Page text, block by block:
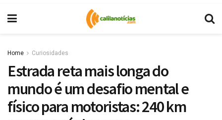
Home Curiosidades
Estrada reta mais longa do
mundo é um desafio mental e
físico para motoristas: 240 km